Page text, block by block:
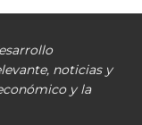
noticias y
y la